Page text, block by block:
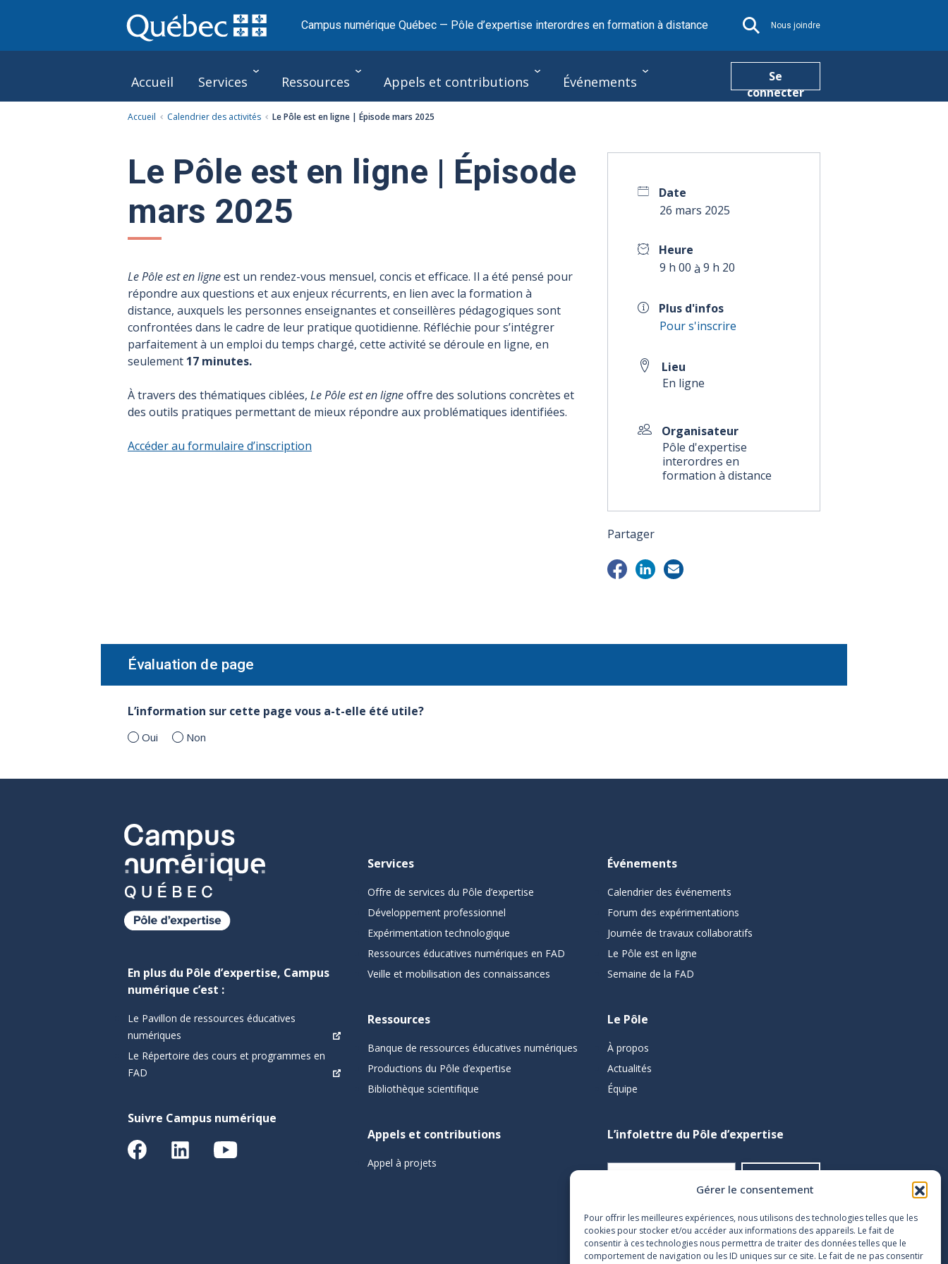
Gérer le consentement
Pour offrir les meilleures expériences, nous utilisons des technologies telles que les
cookies pour stocker et/ou accéder aux informations des appareils. Le fait de
consentir à ces technologies nous permettra de traiter des données telles que le
comportement de navigation ou les ID uniques sur ce site. Le fait de ne pas consentir
Campus numérique Québec — Pôle d’expertise interordres en formation à distance Nous joindre
Accueil Services Ressources Appels et contributions Événements
Le Pôle
Se
connecter
Accueil Calendrier des activités Le Pôle est en ligne | Épisode mars 2025
Le Pôle est en ligne | Épisode
mars 2025
Le Pôle est en ligneest un rendez-vous mensuel, concis et efficace. Il a été pensé pour
répondre aux questions et aux enjeux récurrents, en lien avec la formation à
distance, auxquels les personnes enseignantes et conseillères pédagogiques sont
confrontées dans le cadre de leur pratique quotidienne. Réfléchie pour s’intégrer
parfaitement à un emploi du temps chargé, cette activité se déroule en ligne, en
seulement 17 minutes.
À travers des thématiques ciblées, Le Pôle est en ligneoffre des solutions concrètes et
des outils pratiques permettant de mieux répondre aux problématiques identifiées.
Accéder au formulaire d’inscription
Date
26 mars 2025
Heure
9 h 00 à 9 h 20
Plus d'infos
Pour s'inscrire
Lieu
En ligne
Organisateur
Pôle d'expertise
interordres en
formation à distance
Partager
Évaluation de page
L’information sur cette page vous a-t-elle été utile?
Oui Non
En plus du Pôle d’expertise, Campus
numérique c’est :
Le Pavillon de ressources éducatives
numériques
Le Répertoire des cours et programmes en
FAD
Suivre Campus numérique
Services
Offre de services du Pôle d’expertise
Développement professionnel
Expérimentation technologique
Ressources éducatives numériques en FAD
Veille et mobilisation des connaissances
Ressources
Banque de ressources éducatives numériques
Productions du Pôle d’expertise
Bibliothèque scientifique
Appels et contributions
Appel à projets
Événements
Calendrier des événements
Forum des expérimentations
Journée de travaux collaboratifs
Le Pôle est en ligne
Semaine de la FAD
Le Pôle
À propos
Actualités
Équipe
L’infolettre du Pôle d’expertise